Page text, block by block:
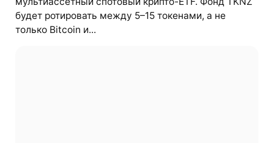
будет ротировать между 5–15 токенами, а не
только Bitcoin и...